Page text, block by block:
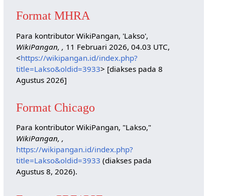
Format MHRA
Para kontributor WikiPangan, 'Lakso',
WikiPangan, , 11 Februari 2026, 04.03 UTC,
<https://wikipangan.id/index.php?
title=Lakso&oldid=3933> [diakses pada 8
Agustus 2026]
Format Chicago
Para kontributor WikiPangan, "Lakso,"
WikiPangan, ,
https://wikipangan.id/index.php?
title=Lakso&oldid=3933 (diakses pada
Agustus 8, 2026).